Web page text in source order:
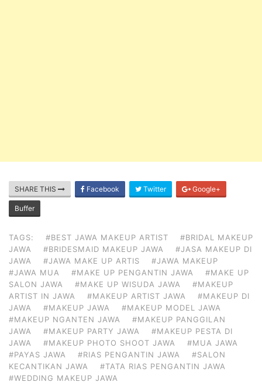
SHARE THIS Facebook Twitter Google+
Buffer
TAGS: #BEST JAWA MAKEUP ARTIST
#BRIDAL MAKEUP
JAWA
#BRIDESMAID MAKEUP JAWA
#JASA MAKEUP DI
JAWA
#JAWA MAKE UP ARTIS
#JAWA MAKEUP
#JAWA MUA
#MAKE UP PENGANTIN JAWA
#MAKE UP
SALON JAWA
#MAKE UP WISUDA JAWA
#MAKEUP
ARTIST IN JAWA
#MAKEUP ARTIST JAWA
#MAKEUP DI
JAWA
#MAKEUP JAWA
#MAKEUP MODEL JAWA
#MAKEUP NGANTEN JAWA
#MAKEUP PANGGILAN
JAWA
#MAKEUP PARTY JAWA
#MAKEUP PESTA DI
JAWA
#MAKEUP PHOTO SHOOT JAWA
#MUA JAWA
#PAYAS JAWA
#RIAS PENGANTIN JAWA
#SALON
KECANTIKAN JAWA
#TATA RIAS PENGANTIN JAWA
#WEDDING MAKEUP JAWA